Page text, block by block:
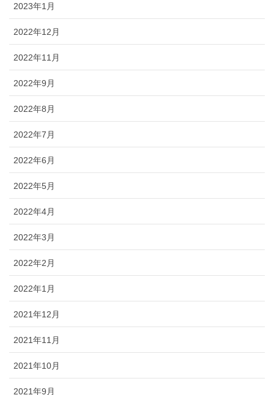
2023年1月
2022年12月
2022年11月
2022年9月
2022年8月
2022年7月
2022年6月
2022年5月
2022年4月
2022年3月
2022年2月
2022年1月
2021年12月
2021年11月
2021年10月
2021年9月